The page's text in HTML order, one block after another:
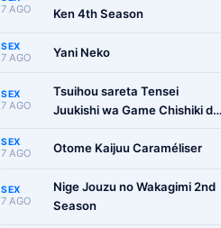
7 AGO
Ken 4th Season
SEX
7 AGO Yani Neko
SEX
7 AGO
Tsuihou sareta Tensei
Juukishi wa Game Chishiki de
SEX
7 AGO Otome Kaijuu Caraméliser
SEX
7 AGO
Nige Jouzu no Wakagimi 2nd
Season